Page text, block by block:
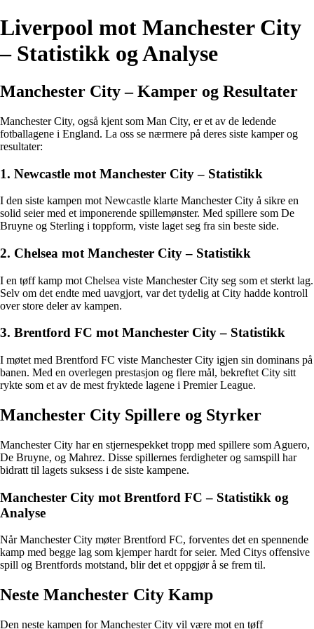
Liverpool mot Manchester City
– Statistikk og Analyse
Manchester City – Kamper og Resultater
Manchester City, også kjent som Man City, er et av de ledende
fotballagene i England. La oss se nærmere på deres siste kamper og
resultater:
1. Newcastle mot Manchester City – Statistikk
I den siste kampen mot Newcastle klarte Manchester City å sikre en
solid seier med et imponerende spillemønster. Med spillere som De
Bruyne og Sterling i toppform, viste laget seg fra sin beste side.
2. Chelsea mot Manchester City – Statistikk
I en tøff kamp mot Chelsea viste Manchester City seg som et sterkt lag.
Selv om det endte med uavgjort, var det tydelig at City hadde kontroll
over store deler av kampen.
3. Brentford FC mot Manchester City – Statistikk
I møtet med Brentford FC viste Manchester City igjen sin dominans på
banen. Med en overlegen prestasjon og flere mål, bekreftet City sitt
rykte som et av de mest fryktede lagene i Premier League.
Manchester City Spillere og Styrker
Manchester City har en stjernespekket tropp med spillere som Aguero,
De Bruyne, og Mahrez. Disse spillernes ferdigheter og samspill har
bidratt til lagets suksess i de siste kampene.
Manchester City mot Brentford FC – Statistikk og
Analyse
Når Manchester City møter Brentford FC, forventes det en spennende
kamp med begge lag som kjemper hardt for seier. Med Citys offensive
spill og Brentfords motstand, blir det et oppgjør å se frem til.
Neste Manchester City Kamp
Den neste kampen for Manchester City vil være mot en tøff